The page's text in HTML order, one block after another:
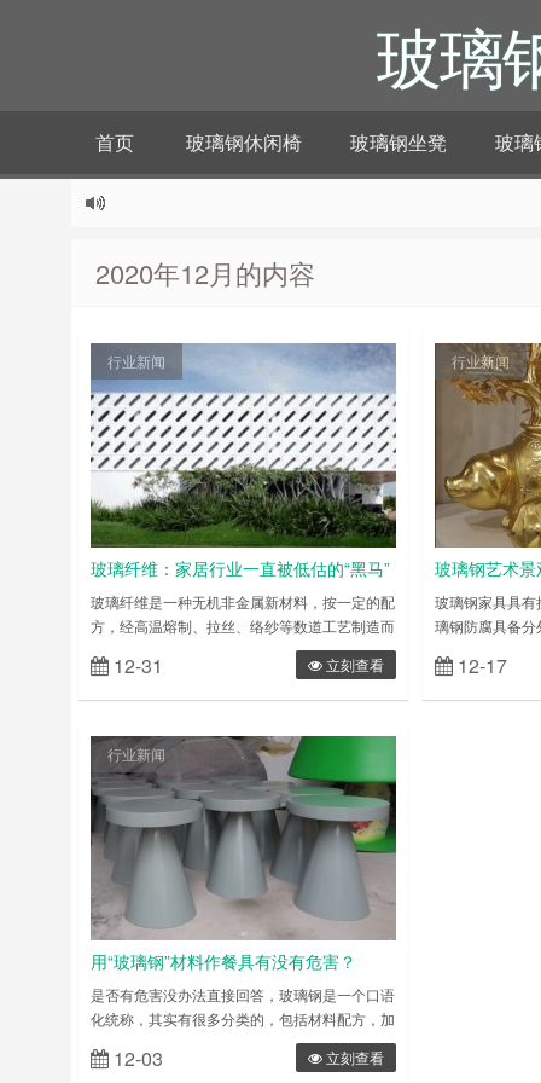
玻璃
首页 玻璃钢休闲椅 玻璃钢坐凳 玻璃
2020年12月的内容
行业新闻
玻璃纤维：家居行业一直被低估的“黑马”
玻璃纤维是一种无机非金属新材料，按一定的配
方，经高温熔制、拉丝、络纱等数道工艺制造而
成，具有绝缘、耐热、抗腐蚀、机械强度高等优
点，可塑性是非常高的。 性质 玻璃纤维作为强
化塑料的补强材料应用时，最大的特征是抗拉强
湿润状态 5.4~5.8 g/d。密度 2.54g/cm3。耐热
性好，温度达 300℃时对强度……
12-31 立刻查看
行业新闻
玻璃钢艺术
玻璃钢家具具
璃钢防腐具备
质时，玻璃钢
比拟的优势。
是一种质轻、
12-17
行业新闻
用“玻璃钢”材料作餐具有没有危害？
是否有危害没办法直接回答，玻璃钢是一个口语
化统称，其实有很多分类的，包括材料配方，加
工方式等。但有一个很疑惑的问题，你是什么餐
具居然用玻璃钢？一般的模塑的树脂，不用纤维
12-03 立刻查看